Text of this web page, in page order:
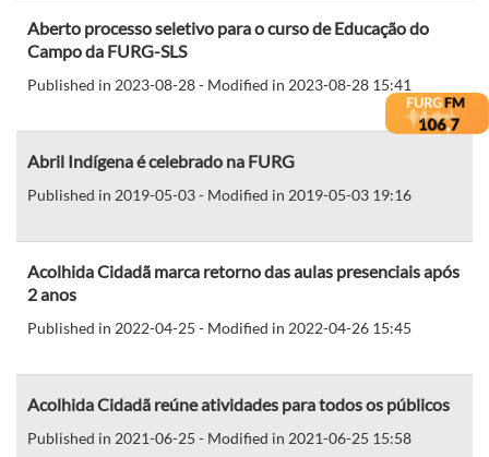
Aberto processo seletivo para o curso de Educação do
Campo da FURG-SLS
Published in 2023-08-28 - Modified in 2023-08-28 15:41
Abril Indígena é celebrado na FURG
Published in 2019-05-03 - Modified in 2019-05-03 19:16
Acolhida Cidadã marca retorno das aulas presenciais após
2 anos
Published in 2022-04-25 - Modified in 2022-04-26 15:45
Acolhida Cidadã reúne atividades para todos os públicos
Published in 2021-06-25 - Modified in 2021-06-25 15:58